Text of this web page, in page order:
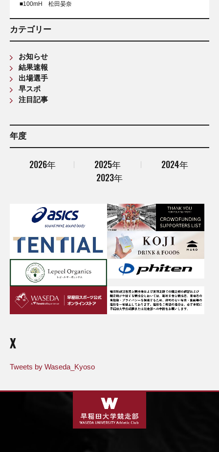
■100mH 松田晏奈
カテゴリー
お知らせ
結果速報
出場選手
早スポ
注目記事
年度
2026年 2025年
2024年
2023年
X
Tweets by Waseda_Kyoso